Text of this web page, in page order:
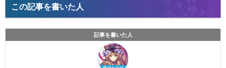
この記事を書いた人
記事を書いた人